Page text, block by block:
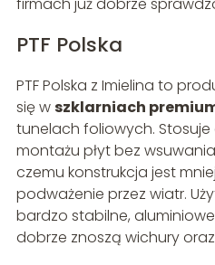
PTF Polska
PTF Polska z Imielina to
się wszklarniach
tunelach foliowych. Stosuje
montażu płyt bez
czemu konstrukcja jest
podważenie przez wiatr.
bardzo stabilne,
dobrze znoszą wichury